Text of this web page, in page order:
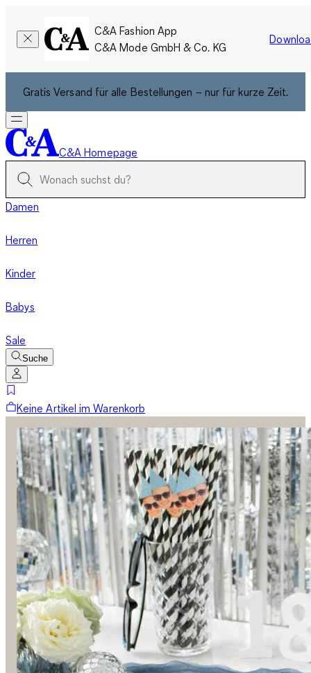
C&A Fashion App
C&A Mode GmbH & Co. KG
Gratis Versand für alle Bestellungen – nur für kurze Zeit.
C&A Homepage
Damen
Herren
Kinder
Babys
Sale
Suche
Keine Artikel im Warenkorb